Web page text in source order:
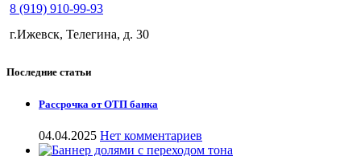
8 (919) 910-99-93
г.Ижевск, Телегина, д. 30
Последние статьи
Рассрочка от ОТП банка
04.04.2025 Нет комментариев